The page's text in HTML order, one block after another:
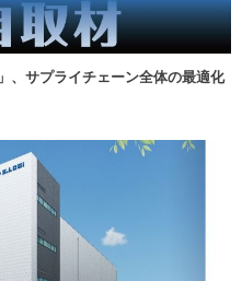
、サプライチェーン全体の最適化